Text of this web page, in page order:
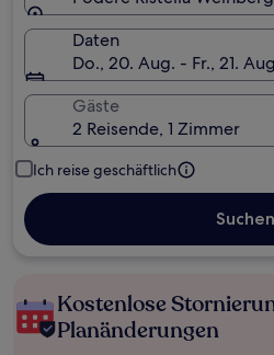
Daten
Do., 20. Aug. - Fr., 21.
Gäste
2 Reisende, 1 Zimmer
Ich reise geschäftlich
Suchen
Kostenlose
Planänderungen